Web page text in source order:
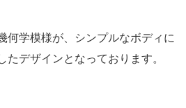
何学模様が、シンプルなボディに
たデザインとなっております。